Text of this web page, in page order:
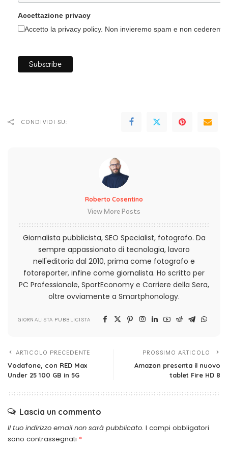
Accettazione privacy
Accetto la privacy policy. Non invieremo spam e non
CONDIVIDI SU:
Roberto Cosentino
View More Posts
Giornalista pubblicista, SEO Specialist, fotografo. Da
sempre appassionato di tecnologia, lavoro
nell'editoria dal 2010, prima come fotografo e
fotoreporter, infine come giornalista. Ho scritto per
PC Professionale, SportEconomy e Corriere della Sera,
oltre ovviamente a Smartphonology.
GIORNALISTA PUBBLICISTA
ARTICOLO PRECEDENTE
Vodafone, con RED Max
Under 25 100 GB in 5G
PROSSIMO ARTICOLO
Amazon presenta il nuovo
tablet Fire HD 8
Lascia un commento
Il tuo indirizzo email non sarà pubblicato. I campi obbligatori
sono contrassegnati *